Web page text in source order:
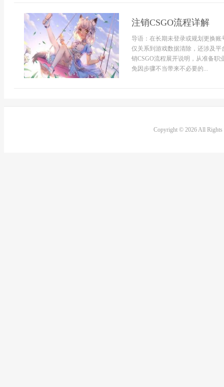
注销CSGO流程详解
导语：在长期未登录或规划更换
仅关系到游戏数据清除，还涉及
销CSGO流程展开说明，从准备职
免因步骤不当带来不必要的...
Copyright © 2026 All